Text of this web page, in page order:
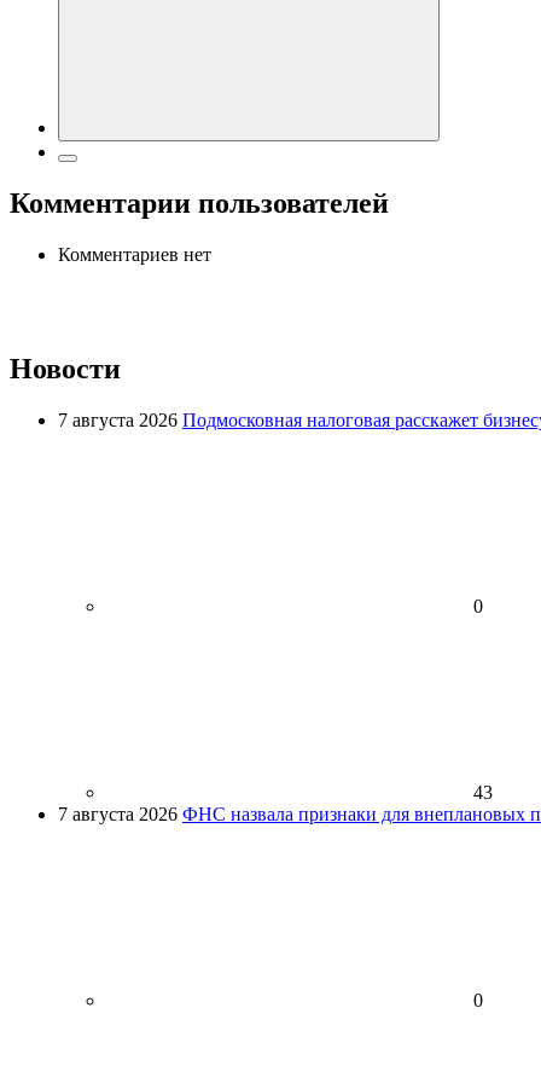
Комментарии пользователей
Комментариев нет
Новости
7 августа 2026 Подмосковная налоговая расскажет
0
43
7 августа 2026 ФНС назвала признаки для внеплановых
0